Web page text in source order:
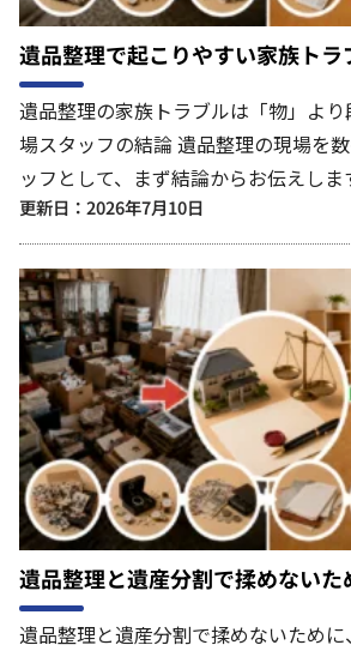
遺品整理で起こりやすい家族トラ
遺品整理の家族トラブルは「物」よ
場スタッフの結論 遺品整理の現場を
ッフとして、まず結論からお伝えし
更新日：2026年7月10日
遺品整理と遺産分割で揉めないた
遺品整理と遺産分割で揉めないため